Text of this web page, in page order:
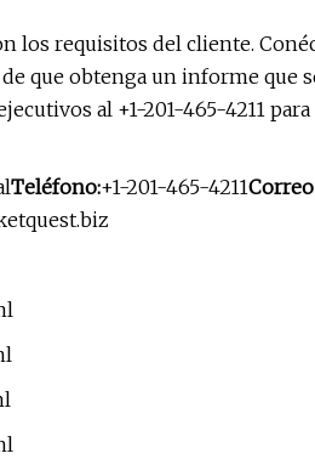
los requisitos del cliente.
que obtenga un informe que
al +1-201-465-4211
Teléfono:+1-201-465-4211Correo